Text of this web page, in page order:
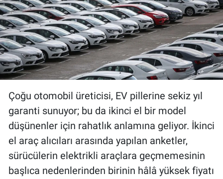
Çoğu otomobil üreticisi, EV pillerine sekiz yıl
garanti sunuyor; bu da ikinci el bir model
düşünenler için rahatlık anlamına geliyor. İkinci
el araç alıcıları arasında yapılan anketler,
sürücülerin elektrikli araçlara geçmemesinin
başlıca nedenlerinden birinin hâlâ yüksek fiyatı